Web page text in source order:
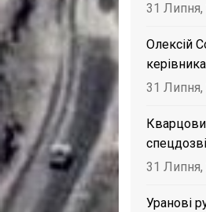
31 Липня,
Олексій
31 Липня,
31 Липня,
Уранові